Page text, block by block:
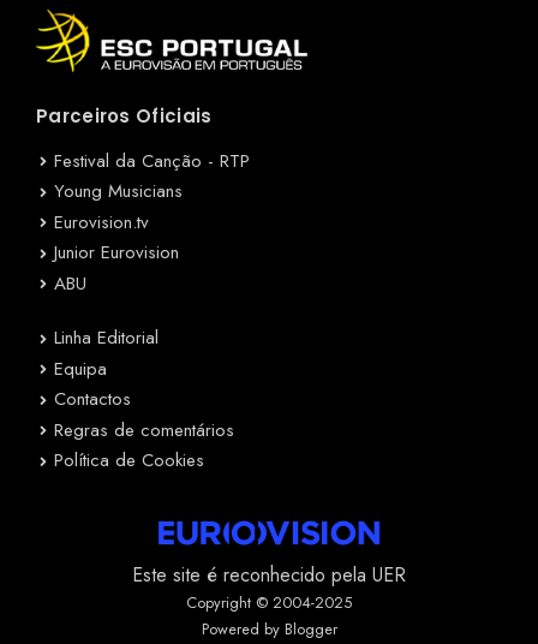
Parceiros Oficiais
Festival da Canção - RTP
Young Musicians
Eurovision.tv
Junior Eurovision
ABU
Linha Editorial
Equipa
Contactos
Regras de comentários
Política de Cookies
Este site é reconhecido pela UER
Copyright © 2004-2025
Powered by Blogger